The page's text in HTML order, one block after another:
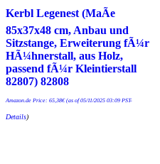
Kerbl Legenest (MaÃe
85x37x48 cm, Anbau und
Sitzstange, Erweiterung fÃ¼r
HÃ¼hnerstall, aus Holz,
passend fÃ¼r Kleintierstall
82807) 82808
Amazon.de Price: 65,38€(as of 05/11/2025 03:09 PST-
Details)